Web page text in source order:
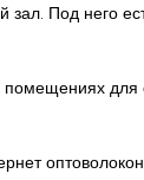
Под него